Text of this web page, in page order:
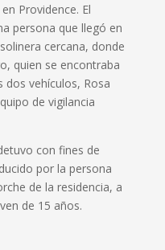
Providence. El
persona que llegó en
cercana, donde
quien se encontraba
dos vehículos, Rosa
de vigilancia
con fines de
por la persona
de la residencia, a
de 15 años.